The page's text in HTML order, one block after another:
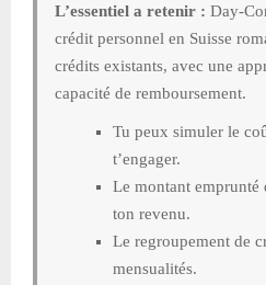
L’essentiel a retenir : Day-
crédit personnel en Suisse
crédits existants, avec une
capacité de remboursement.
Tu peux simuler le
t’engager.
Le montant emprunté
ton revenu.
Le regroupement de
mensualités.